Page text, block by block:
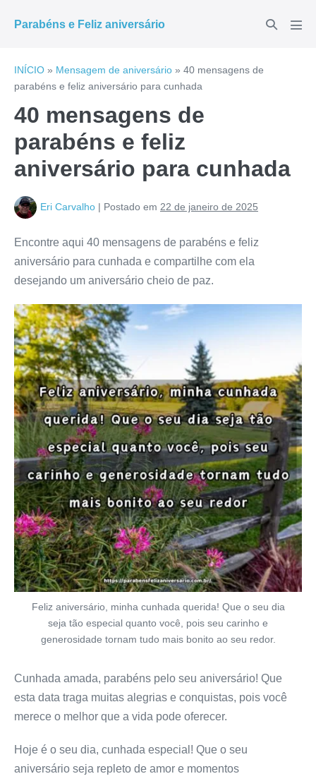
para
conteúdo
Parabéns e Feliz aniversário
Alternar
INÍCIO » Mensagem de aniversário » 40 mensagens de
parabéns e feliz aniversário para cunhada
40 mensagens de
parabéns e feliz
aniversário para cunhada
Eri Carvalho | Postado em 22 de janeiro de 2025
Encontre aqui 40 mensagens de parabéns e feliz
aniversário para cunhada e compartilhe com ela
desejando um aniversário cheio de paz.
Feliz aniversário, minha cunhada querida! Que o seu dia
seja tão especial quanto você, pois seu carinho e
generosidade tornam tudo mais bonito ao seu redor.
Cunhada amada, parabéns pelo seu aniversário! Que
esta data traga muitas alegrias e conquistas, pois você
merece o melhor que a vida pode oferecer.
Hoje é o seu dia, cunhada especial! Que o seu
aniversário seja repleto de amor e momentos